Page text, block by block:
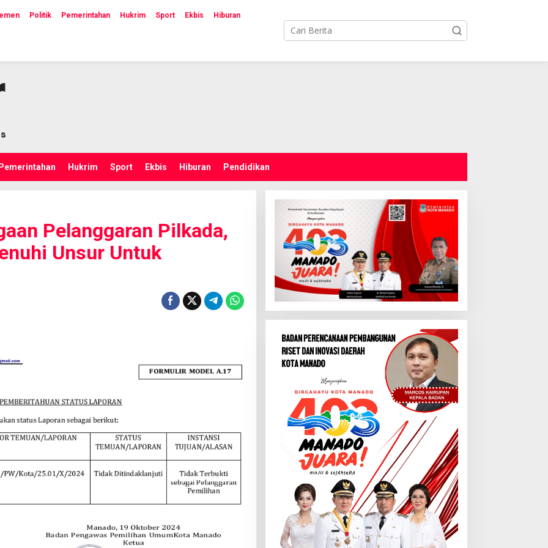
Politik Pemerintahan Hukrim Sport Ekbis Hiburan
Pemerintahan Hukrim Sport Ekbis Hiburan Pendidikan
Pelanggaran Pilkada,
Unsur Untuk